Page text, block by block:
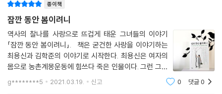
이사종은 황진이를 만나려고 치밀한 계획을 세웠다. 그는 황진이가 지나가
는 때를 노려 송도 동쪽에 있는 천수원(역과 역 사이의 휴게소) 냇가로 말
을 타고 갔다. 그곳에 말의 안장을 내려놓고는 옆에 벌렁 누웠다. 관은 벗어
서 배 위에 올려놓은 채 노래를 부르기 시작했다. 길을 지나던 황진이는 노
랫소리에 걸음을 멈추었다.“이 곡조가 매우 특이하니 일개 촌부의 것이 아
니다. 듣기에 한양 풍류객 이사종이 당대 최고의 절창이라 하니 그 사람이
온 것일 게다.” 황진이는 냇가에 있는 이사종을 발견했다. 그 길로 이사종
이문영 작가는 책 속에서 ‘오늘날에는 사랑도 과거와는 달라진 것처럼 보
인다. 그것은 사랑이 옛날보다 더 크고 더 넓은 개념으로 변화하기 때문일
뿐이다. 우리는 변화를 받아들이고 앞으로 나아가기 위해서 옛날 일을 돌
아본다. 그렇게 하나하나 쌓아 올라간 것을 우리는 역사라고 부른다’라고
말한다. 사랑이 삶의 모든 것은 아닐지언정, 부분으로써 거듭 우리의 몸과
마음을 두드려 준다면 어제가 만드는 오늘, 오늘이 만드는 내일이 차츰차
츰 보배로워질 수밖에 없음을 이 책 『잠깐 동안 봄이려니』으로 깨달을 수
종이책
잠깐 동안 봄이려니
역사의 찰나를 사랑으로 뜨겁게 태운 그녀들의 이야기
「잠깐 동안 봄이려니」. 책은 굳건한 사랑을 이야기하는
최용신과 김학준의 이야기로 시작한다. 최용신은 여자의
몸으로 농촌계몽운동에 힘쓰다 죽은 인물이다. 그런 그녀
의 곁에서 그녀를 지지하고 기다려준 김학준의 사랑도 순
애보적이다. 어쩌면 최용신은 사랑보다 역사에 그녀의 역
g********5 2021.03.19. 신고 0 댓글0